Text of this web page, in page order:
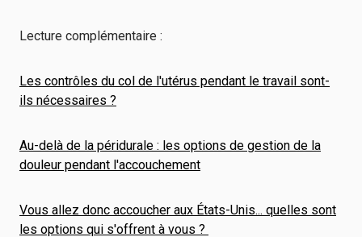
Lecture complémentaire :
Les contrôles du col de l'utérus pendant le travail sont-
ils nécessaires ?
Au-delà de la péridurale : les options de gestion de la
douleur pendant l'accouchement
Vous allez donc accoucher aux États-Unis... quelles sont
les options qui s'offrent à vous ?